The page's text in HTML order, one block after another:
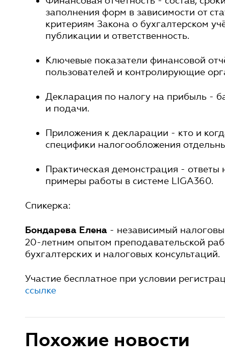
заполнения форм в зависимости от
критериям Закона о бухгалтерском
публикации и ответственность.
Ключевые показатели финансовой
пользователей и контролирующие
Декларация по налогу на прибыль -
и подачи.
Приложения к декларации - кто и
специфики налогообложения
Практическая демонстрация - ответы
примеры работы в системе LIGA360.
Спикерка:
Бондарева Елена - независимый
20-летним опытом преподавательской
бухгалтерских и налоговых консультаций.
Участие бесплатное при условии
ссылке
Похожие новости